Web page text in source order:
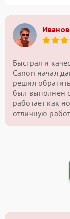
Быстрая и
Canon начал
решил
был выполнен
работает как
отличную